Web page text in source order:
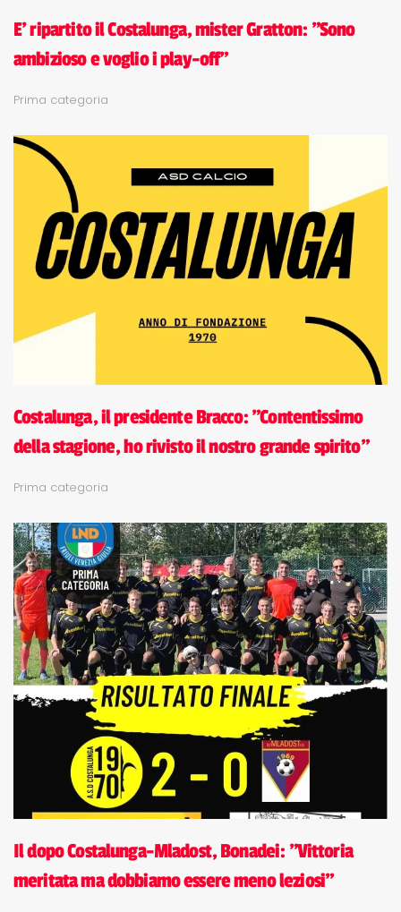
E' ripartito il Costalunga, mister Gratton: "Sono
ambizioso e voglio i play-off"
Prima categoria
Costalunga, il presidente Bracco: "Contentissimo
della stagione, ho rivisto il nostro grande spirito"
Prima categoria
Il dopo Costalunga-Mladost, Bonadei: "Vittoria
meritata ma dobbiamo essere meno leziosi"